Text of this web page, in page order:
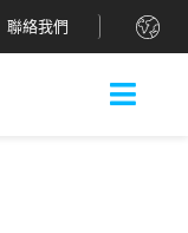
聯絡我們 .